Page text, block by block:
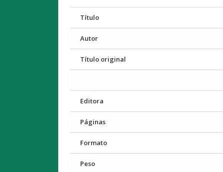
Título
Autor
Título original
Editora
Páginas
Formato
Peso